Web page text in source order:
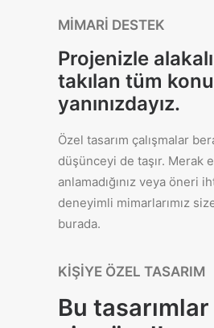
MIMARI DESTEK
Projenizle alakalı
takılan tüm
yanınızdayız.
Özel tasarım çalışmalar
düşünceyi de taşır. Merak
anlamadığınız veya öneri
deneyimli mimarlarımız
burada.
KIŞIYE ÖZEL TASARIM
Bu